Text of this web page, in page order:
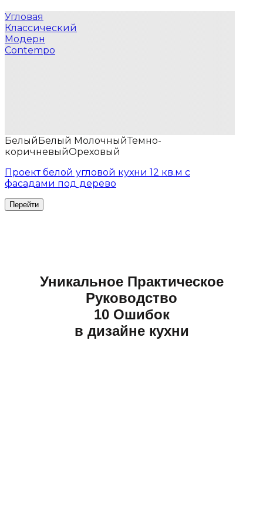
Угловая
Классический
Модерн
Contempo
БелыйБелый МолочныйТемно-
коричневыйОреховый
Проект белой угловой кухни 12 кв.м с
фасадами под дерево
Уникальное Практическое
Руководство
10 Ошибок
в дизайне кухни